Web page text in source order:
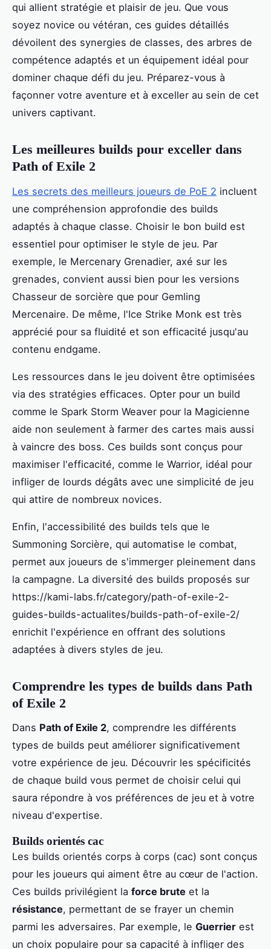
qui allient stratégie et plaisir de jeu. Que vous
soyez novice ou vétéran, ces guides détaillés
dévoilent des synergies de classes, des arbres de
compétence adaptés et un équipement idéal pour
dominer chaque défi du jeu. Préparez-vous à
façonner votre aventure et à exceller au sein de cet
univers captivant.
Les meilleures builds pour exceller dans
Path of Exile 2
Les secrets des meilleurs joueurs de PoE 2 incluent
une compréhension approfondie des builds
adaptés à chaque classe. Choisir le bon build est
essentiel pour optimiser le style de jeu. Par
exemple, le Mercenary Grenadier, axé sur les
grenades, convient aussi bien pour les versions
Chasseur de sorcière que pour Gemling
Mercenaire. De même, l'Ice Strike Monk est très
apprécié pour sa fluidité et son efficacité jusqu'au
contenu endgame.
Les ressources dans le jeu doivent être optimisées
via des stratégies efficaces. Opter pour un build
comme le Spark Storm Weaver pour la Magicienne
aide non seulement à farmer des cartes mais aussi
à vaincre des boss. Ces builds sont conçus pour
maximiser l'efficacité, comme le Warrior, idéal pour
infliger de lourds dégâts avec une simplicité de jeu
qui attire de nombreux novices.
Enfin, l'accessibilité des builds tels que le
Summoning Sorcière, qui automatise le combat,
permet aux joueurs de s'immerger pleinement dans
la campagne. La diversité des builds proposés sur
https://kami-labs.fr/category/path-of-exile-2-
guides-builds-actualites/builds-path-of-exile-2/
enrichit l'expérience en offrant des solutions
adaptées à divers styles de jeu.
Comprendre les types de builds dans Path
of Exile 2
Dans Path of Exile 2, comprendre les différents
types de builds peut améliorer significativement
votre expérience de jeu. Découvrir les spécificités
de chaque build vous permet de choisir celui qui
saura répondre à vos préférences de jeu et à votre
niveau d'expertise.
Builds orientés cac
Les builds orientés corps à corps (cac) sont conçus
pour les joueurs qui aiment être au cœur de l'action.
Ces builds privilégient la force brute et la
résistance, permettant de se frayer un chemin
parmi les adversaires. Par exemple, le Guerrier est
un choix populaire pour sa capacité à infliger des